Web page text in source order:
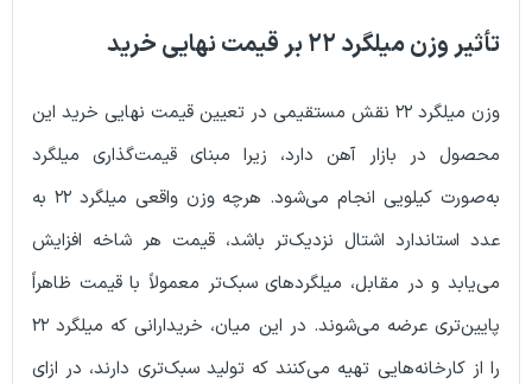
۲۲ بر قیمت نهایی خرید
وزن میلگرد ۲۲ نقش مستقیمی در تعیین قیمت نهایی خرید این
بازار آهن دارد، زیرا مبنای قیمت‌گذاری میلگرد
به‌صورت کیلویی انجام می‌شود. هرچه وزن واقعی میلگرد ۲۲ به
اشتال نزدیک‌تر باشد، قیمت هر شاخه افزایش
و در مقابل، میلگردهای سبک‌تر معمولاً با قیمت ظاهراً
پایین‌تری عرضه می‌شوند. در این میان، خریدارانی که میلگرد ۲۲
تهیه می‌کنند که تولید سبک‌تری دارند، در ازای